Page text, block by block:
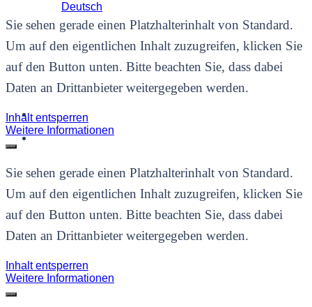
Deutsch
Sie sehen gerade einen Platzhalterinhalt von Standard.
Um auf den eigentlichen Inhalt zuzugreifen, klicken Sie
auf den Button unten. Bitte beachten Sie, dass dabei
Daten an Drittanbieter weitergegeben werden.
Inhalt entsperren
Weitere Informationen
Sie sehen gerade einen Platzhalterinhalt von Standard.
Um auf den eigentlichen Inhalt zuzugreifen, klicken Sie
auf den Button unten. Bitte beachten Sie, dass dabei
Daten an Drittanbieter weitergegeben werden.
Inhalt entsperren
Weitere Informationen